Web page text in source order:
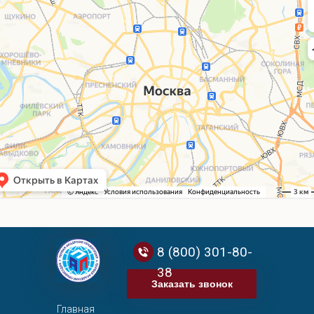
Главная
Заказать звонок
8 (800) 301-80-
38